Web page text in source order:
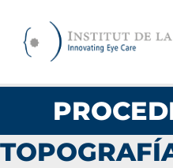
contenido